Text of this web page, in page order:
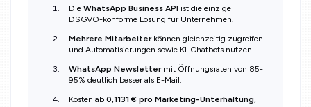
Die WhatsApp Business API ist die einzige
DSGVO-konforme Lösung für Unternehmen.
Mehrere Mitarbeiterkönnen gleichzeitig zugreifen
und Automatisierungen sowie KI-Chatbots nutzen.
WhatsApp Newslettermit Öffnungsraten von 85-
95% deutlich besser als E-Mail.
Kosten ab 0,1131 € pro Marketing-Unterhaltung,